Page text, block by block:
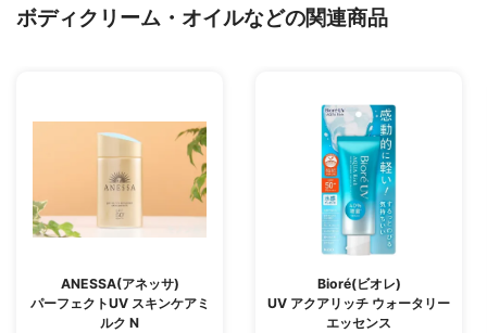
ボディクリーム・オイルなどの関連商品
ANESSA(アネッサ)
パーフェクトUV スキンケアミ
ルク N
Bioré(ビオレ)
UV アクアリッチ ウォータリー
エッセンス